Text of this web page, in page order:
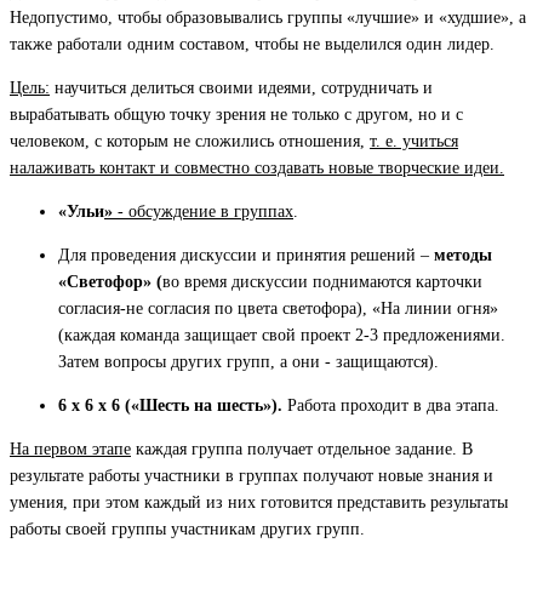
Недопустимо, чтобы образовывались группы «лучшие» и «худшие», а
также работали одним составом, чтобы не выделился один лидер.
Цель: научиться делиться своими идеями, сотрудничать и
вырабатывать общую точку зрения не только с другом, но и с
человеком, с которым не сложились отношения, т. е. учиться
налаживать контакт и совместно создавать новые творческие идеи.
«Ульи» - обсуждение в группах
Для проведения дискуссии и принятия решений – методы
«Cветофор» (во время дискуссии поднимаются карточки
согласия-не согласия по цвета светофора), «На линии огня»
(каждая команда защищает свой проект 2-3 предложениями.
Затем вопросы других групп, а они - защищаются).
6 х 6 х 6 («Шесть на шесть»). Работа проходит в два этапа.
На первом этапе каждая группа получает отдельное задание. В
результате работы участники в группах получают новые знания и
умения, при этом каждый из них готовится представить результаты
работы своей группы участникам других групп.